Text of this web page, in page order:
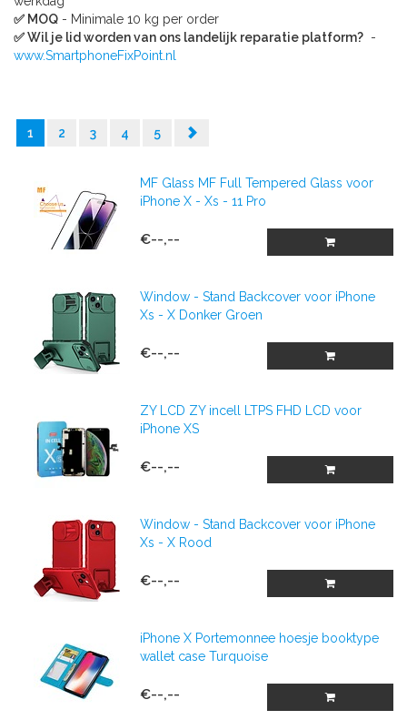
✅ MOQ - Minimale 10 kg per order
✅ Wil je lid worden van ons landelijk reparatie platform? -
www.SmartphoneFixPoint.nl
1 2 3 4 5
MF Glass MF Full Tempered Glass voor
iPhone X - Xs - 11 Pro
€--,--
Window - Stand Backcover voor iPhone
Xs - X Donker Groen
€--,--
ZY LCD ZY incell LTPS FHD LCD voor
iPhone XS
€--,--
Window - Stand Backcover voor iPhone
Xs - X Rood
€--,--
iPhone X Portemonnee hoesje booktype
wallet case Turquoise
€--,--